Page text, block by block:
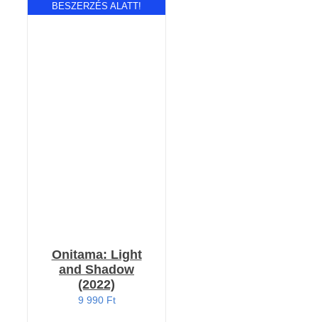
BESZERZÉS ALATT!
Onitama: Light
and Shadow
(2022)
9 990 Ft